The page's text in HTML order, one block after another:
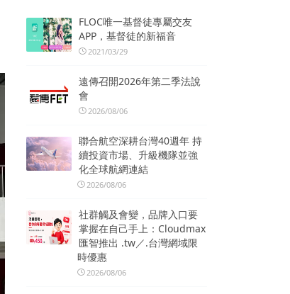
FLOC唯一基督徒專屬交友
APP，基督徒的新福音
2021/03/29
遠傳召開2026年第二季法說
會
2026/08/06
聯合航空深耕台灣40週年 持
續投資市場、升級機隊並強
化全球航網連結
2026/08/06
社群觸及會變，品牌入口要
掌握在自己手上：Cloudmax
匯智推出 .tw／.台灣網域限
時優惠
2026/08/06